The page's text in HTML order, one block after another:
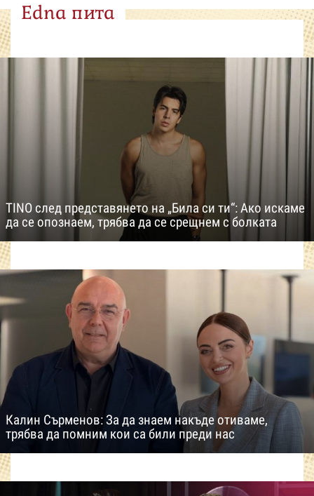
Edna пита
TINO след представянето на „Била си ти“: Ако искаме
да се опознаем, трябва да се срещнем с болката
Калин Сърменов: За да знаем накъде отиваме,
трябва да помним кои са били преди нас